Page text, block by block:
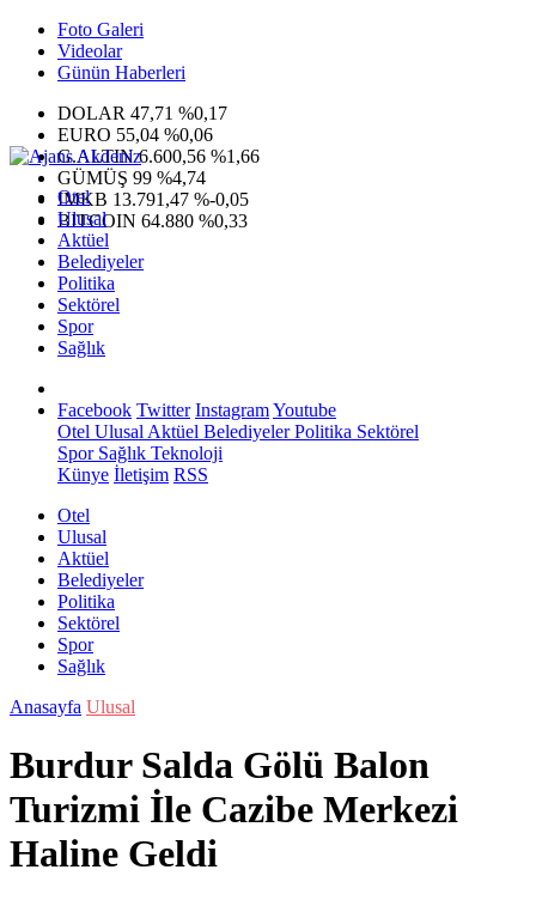
Foto Galeri
Videolar
Günün Haberleri
DOLAR 47,71 %0,17
EURO 55,04 %0,06
G.ALTIN6.600,56 %1,66
GÜMÜŞ 99 %4,74
IMKB 13.791,47 %-0,05
BITCOIN 64.880 %0,33
Otel
Ulusal
Aktüel
Belediyeler
Politika
Sektörel
Spor
Sağlık
Facebook Twitter InstagramYoutube
Otel Ulusal Aktüel BelediyelerPolitika Sektörel
SporSağlık Teknoloji
Künye İletişim RSS
Otel
Ulusal
Aktüel
Belediyeler
Politika
Sektörel
Spor
Sağlık
Anasayfa Ulusal
Burdur Salda Gölü Balon
Turizmi İle Cazibe Merkezi
Haline Geldi